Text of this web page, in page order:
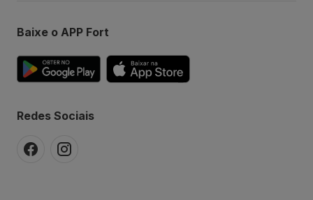
Baixe o APP Fort
Redes Sociais